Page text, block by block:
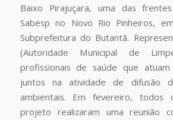
Baixo Pirajuçara, uma das
Sabesp no Novo Rio Pinheiros,
Subprefeitura do Butantã.
(Autoridade Municipal de
profissionais de saúde que
juntos na atividade de difusão
ambientais. Em fevereiro, todos
projeto realizaram uma reunião